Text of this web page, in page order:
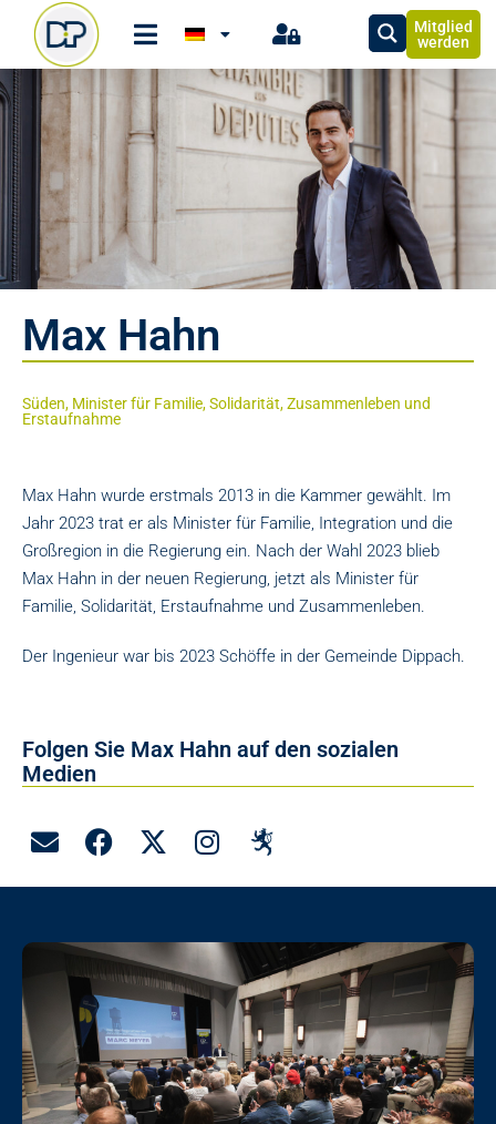
Mitglied
werden
Max Hahn
Süden, Minister für Familie, Solidarität, Zusammenleben und
Erstaufnahme
Max Hahn wurde erstmals 2013 in die Kammer gewählt. Im
Jahr 2023 trat er als Minister für Familie, Integration und die
Großregion in die Regierung ein. Nach der Wahl 2023 blieb
Max Hahn in der neuen Regierung, jetzt als Minister für
Familie, Solidarität, Erstaufnahme und Zusammenleben.
Der Ingenieur war bis 2023 Schöffe in der Gemeinde Dippach.
Folgen Sie Max Hahn auf den sozialen
Medien